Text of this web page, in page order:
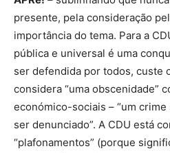
presente, pela consideração
importância do tema. Para a
pública e universal é uma
ser defendida por todos, custe
considera “uma obscenidade”
económico-sociais – “um
ser denunciado”. A CDU está
“plafonamentos” (porque